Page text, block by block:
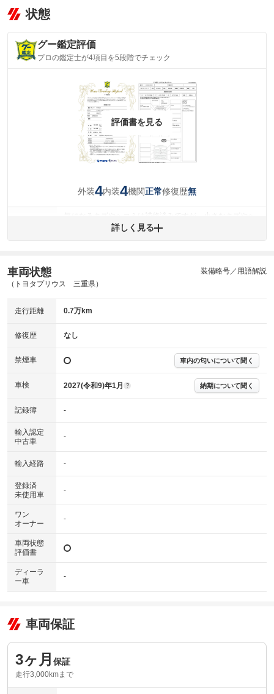
状態
グー鑑定評価
プロの鑑定士が4項目を5段階でチェック
評価書を見る
外装4内装4機関正常修復歴無
コミが残っています。
(内装状態)
機関 主要機関に不具合はありません。
修復歴 詳細は鑑定書をご確認ください。
※グー鑑定は保証サービスではございません。購入時は必ず現車をご確認
※実際にお渡しするコンディションチェックシートにつきましては、形式
※グー鑑定の評価はあくまでも記載している鑑定日の鑑定結果となりま
す。車両情報等の詳細は各販売店へお問い合わせ下さい。
詳しく見る
車両状態
（トヨタプリウス 三重県）
装備略号／用語解説
走行距離 0.7万km
修復歴 なし
禁煙車 車内の匂いについて聞く
車検 2027(令和9)年1月 ? 納期について聞く
記録簿 -
輸入認定
中古車
-
輸入経路 -
登録済
未使用車
-
ワン
オーナー
-
車両状態
評価書
ディーラ
ー車
-
車両保証
3ヶ月 保証
走行3,000kmまで